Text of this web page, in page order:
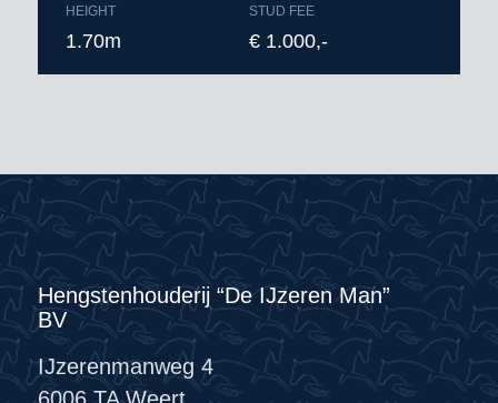
HEIGHT
1.70m
STUD FEE
€ 1.000,-
Hengstenhouderij “De IJzeren Man”
BV
IJzerenmanweg 4